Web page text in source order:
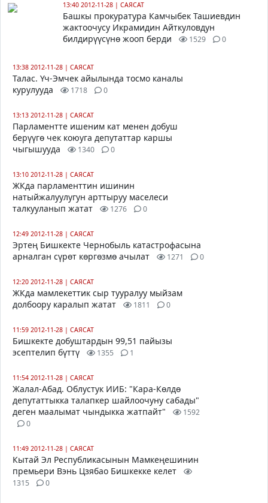
13:40 2012-11-28 | САЯСАТ
Башкы прокуратура Камчыбек Ташиевдин
жактоочусу Икрамидин Айткуловдун
билдирүүсүнө жооп берди
1529 0
13:38 2012-11-28 | САЯСАТ
Талас. Үч-Эмчек айылында тосмо каналы
курулууда
1718 0
13:13 2012-11-28 | САЯСАТ
Парламентте ишеним кат менен добуш
берүүгө чек коюуга депутаттар каршы
чыгышууда
1340 0
13:10 2012-11-28 | САЯСАТ
ЖКда парламенттин ишинин
натыйжалуулугун арттыруу маселеси
талкууланып жатат
1276 0
12:49 2012-11-28 | САЯСАТ
Эртең Бишкекте Чернобыль катастрофасына
арналган сүрөт көргөзмө ачылат
1271 0
12:20 2012-11-28 | САЯСАТ
ЖКда мамлекеттик сыр тууралуу мыйзам
долбоору каралып жатат
1811 0
11:59 2012-11-28 | САЯСАТ
Бишкекте добуштардын 99,51 пайызы
эсептелип бүттү
1355 1
11:54 2012-11-28 | САЯСАТ
Жалал-Абад. Облустук ИИБ: "Кара-Көлдө
депутаттыкка талапкер шайлоочуну сабады"
деген маалымат чындыкка жатпайт"
1592
0
11:49 2012-11-28 | САЯСАТ
Кытай Эл Республикасынын Мамкеңешинин
премьери Вэнь Цзябао Бишкекке келет
1315 0